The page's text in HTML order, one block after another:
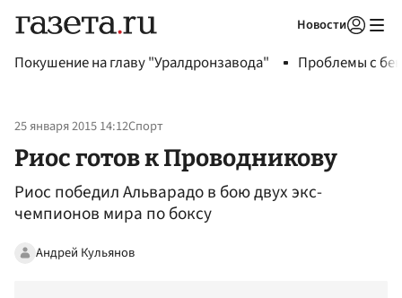
Новости
Покушение на главу "Уралдронзавода" Проблемы с
25 января 2015 14:12Спорт
Риос готов к Проводникову
Риос победил Альварадо в бою двух экс-
чемпионов мира по боксу
Андрей Кульянов